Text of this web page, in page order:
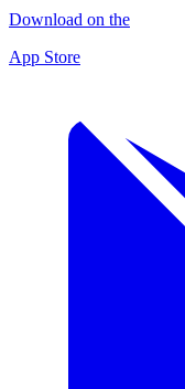
Download on the
App Store